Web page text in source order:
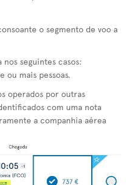
o segmento de voo a
seguintes casos:
ou mais pessoas.
operados por outras
com uma nota
a companhia aérea